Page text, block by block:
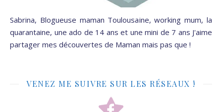
Sabrina, Blogueuse maman Toulousaine, working mum, la
quarantaine, une ado de 14 ans et une mini de 7 ans J'aime
partager mes découvertes de Maman mais pas que !
VENEZ ME SUIVRE SUR LES RÉSEAUX !